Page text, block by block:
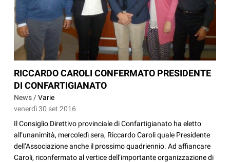
RICCARDO CAROLI CONFERMATO PRESIDENTE
DI CONFARTIGIANATO
News /Varie
venerdì 30 set 2016
Il Consiglio Direttivo provinciale di Confartigianato ha eletto
all’unanimità, mercoledì sera, Riccardo Caroli quale Presidente
dell’Associazione anche il prossimo quadriennio. Ad affiancare
Caroli, riconfermato al vertice dell’importante organizzazione di